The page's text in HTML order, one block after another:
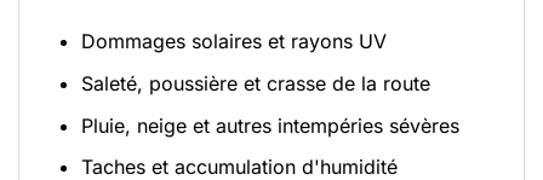
Dommages solaires et rayons UV
Saleté, poussière et crasse de la route
Pluie, neige et autres intempéries sévères
Taches et accumulation d'humidité